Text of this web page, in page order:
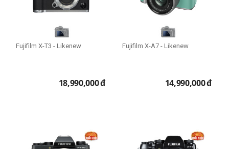
Fujifilm X-T3 - Likenew
18,990,000đ
Fujifilm X-A7 - Likenew
14,990,000đ